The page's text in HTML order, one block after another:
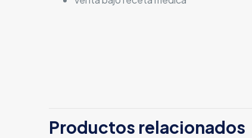
Productos relacionados